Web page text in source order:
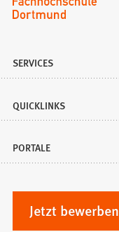
SERVICES
QUICKLINKS
PORTALE
Jetzt bewerben
(Öffnet
in